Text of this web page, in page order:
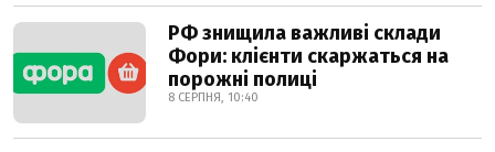
РФ знищила важливі склади
Фори: клієнти скаржаться на
порожні полиці
8 СЕРПНЯ, 10:40